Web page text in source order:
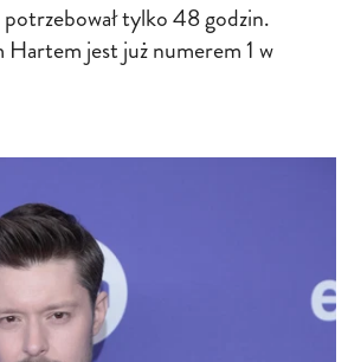
tylko 48 godzin.
Hartem jest już numerem 1 w